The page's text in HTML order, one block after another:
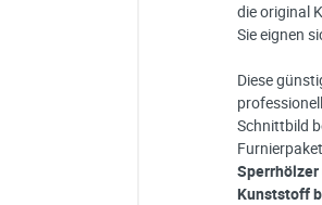
die original
Sie eignen
Diese
Schnittbild
Kunststoff